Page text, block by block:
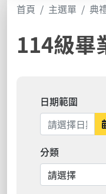
首頁 主選單 典
114級畢
日期範圍
分類